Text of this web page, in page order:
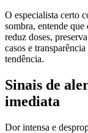
O especialista certo
sombra, entende que
reduz doses,
casos e
tendência.
Sinais de
imediata
Dor intensa e